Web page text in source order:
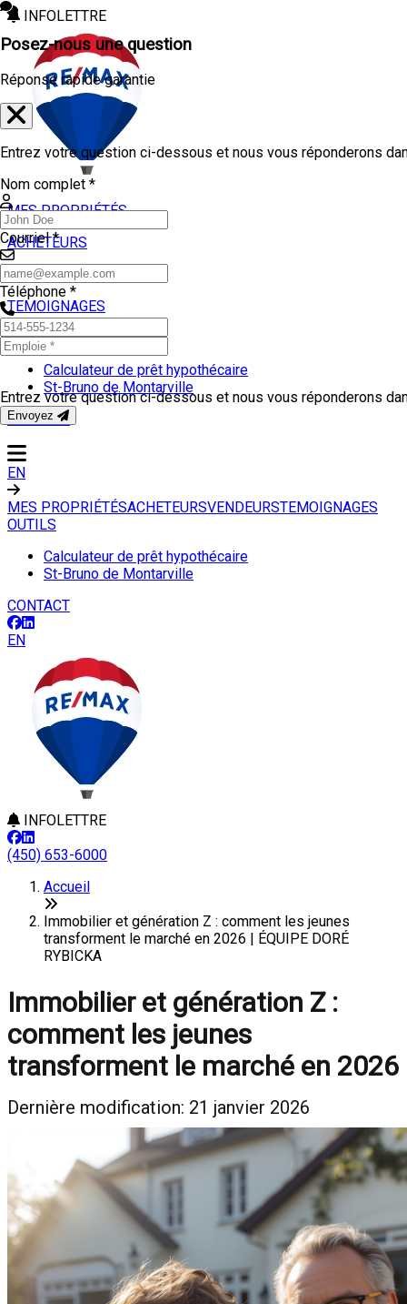
INFOLETTRE
MES PROPRIÉTÉS
ACHETEURS
VENDEURS
TEMOIGNAGES
OUTILS
Calculateur de prêt hypothécaire
St-Bruno de Montarville
CONTACT
EN
MES PROPRIÉTÉSACHETEURSVENDEURSTEMOIGNAGES
OUTILS
Calculateur de prêt hypothécaire
St-Bruno de Montarville
CONTACT
EN
INFOLETTRE
(450) 653-6000
Accueil
Immobilier et génération Z : comment les jeunes
transforment le marché en 2026 | ÉQUIPE DORÉ
RYBICKA
Immobilier et génération Z :
comment les jeunes
transforment le marché en 2026
Dernière modification: 21 janvier 2026
Posez-nous une question
Réponse rapide garantie
Entrez votre question ci-dessous et nous vous réponderons
Nom complet *
Courriel *
Téléphone *
Entrez votre question ci-dessous et nous vous réponderons
Envoyez